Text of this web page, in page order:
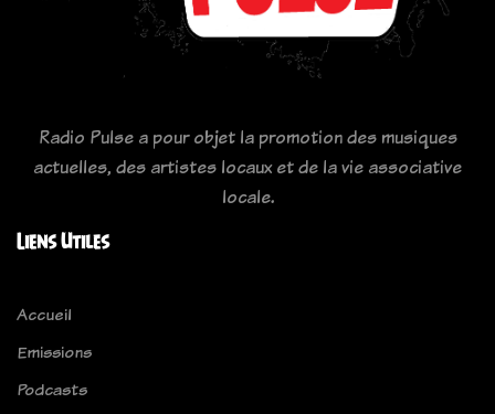
Radio Pulse a pour objet la promotion des musiques
actuelles, des artistes locaux et de la vie associative
locale.
Liens Utiles
Accueil
Emissions
Podcasts